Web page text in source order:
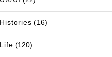
Histories (16)
Life (120)